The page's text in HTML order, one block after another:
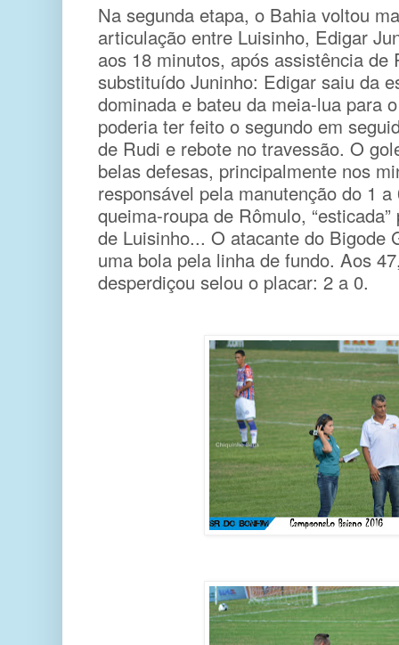
Na segunda etapa, o Bahia voltou
articulação entre Luisinho, Edigar
aos 18 minutos, após assistência de
substituído Juninho: Edigar saiu da
dominada e bateu da meia-lua para
poderia ter feito o segundo em
de Rudi e rebote no travessão. O
belas defesas, principalmente nos
responsável pela manutenção do 1
queima-roupa de Rômulo,
de Luisinho... O atacante do Bigode
uma bola pela linha de fundo. Aos
desperdiçou selou o placar: 2 a 0.